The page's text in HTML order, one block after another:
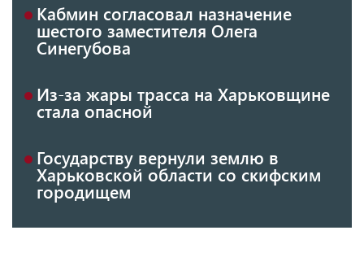
Кабмин согласовал назначение
шестого заместителя Олега
Синегубова
Из-за жары трасса на Харьковщине
стала опасной
Государству вернули землю в
Харьковской области со скифским
городищем